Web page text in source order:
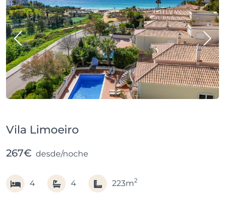
Vila Limoeiro
4 4 223m2
267€ desde/noche